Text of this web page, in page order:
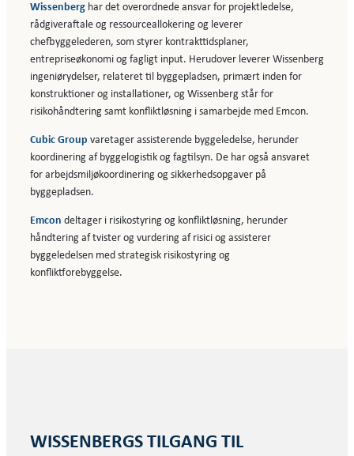
Wissenberg har det overordnede ansvar for projektledelse,
rådgiveraftale og ressourceallokering og leverer
chefbyggelederen, som styrer kontrakttidsplaner,
entrepriseøkonomi og fagligt input. Herudover leverer Wissenberg
ingeniørydelser, relateret til byggepladsen, primært inden for
konstruktioner og installationer, og Wissenberg står for
risikohåndtering samt konfliktløsning i samarbejde med Emcon.
Cubic Group varetager assisterende byggeledelse, herunder
koordinering af byggelogistik og fagtilsyn. De har også ansvaret
for arbejdsmiljøkoordinering og sikkerhedsopgaver på
byggepladsen.
Emcon deltager i risikostyring og konfliktløsning, herunder
håndtering af tvister og vurdering af risici og assisterer
byggeledelsen med strategisk risikostyring og
konfliktforebyggelse.
WISSENBERGS TILGANG TIL